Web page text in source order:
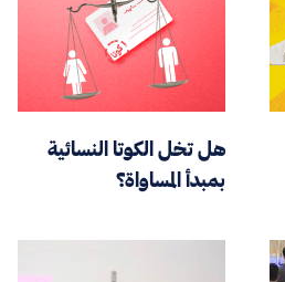
هل تخل الكوتا النسائية
بمبدأ المساواة؟